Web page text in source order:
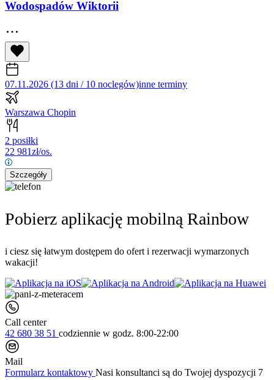
Wodospadów Wiktorii
07.11.2026 (13 dni / 10 noclegów)inne terminy
Warszawa Chopin
2 posiłki
22 981zł/os.
Szczegóły
Pobierz aplikację mobilną Rainbow
i ciesz się łatwym dostępem do ofert i rezerwacji wymarzonych
wakacji!
Call center
42 680 38 51 codziennie w godz. 8:00-22:00
Mail
Formularz kontaktowy Nasi konsultanci są do Twojej dyspozycji 7